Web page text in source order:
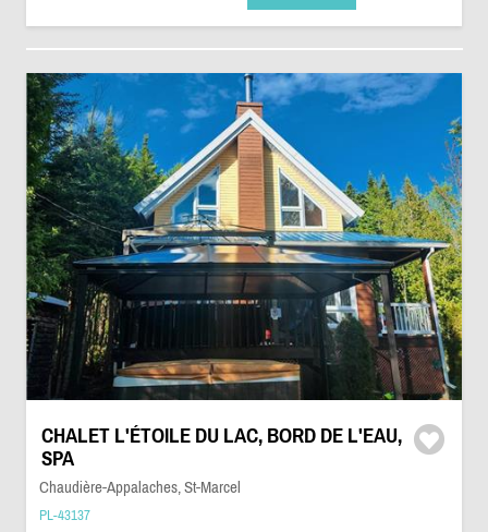
CHALET L'ÉTOILE DU LAC, BORD DE L'EAU,
SPA
Chaudière-Appalaches, St-Marcel
PL-43137